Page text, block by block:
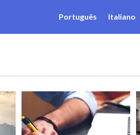
Português Italiano